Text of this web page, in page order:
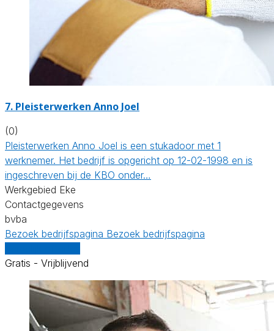
7. Pleisterwerken Anno Joel
(0)
Pleisterwerken Anno Joel is een stukadoor met 1
werknemer. Het bedrijf is opgericht op 12-02-1998 en is
ingeschreven bij de KBO onder…
Werkgebied Eke
Contactgegevens
bvba
Bezoek bedrijfspagina Bezoek bedrijfspagina
Gratis - Vrijblijvend